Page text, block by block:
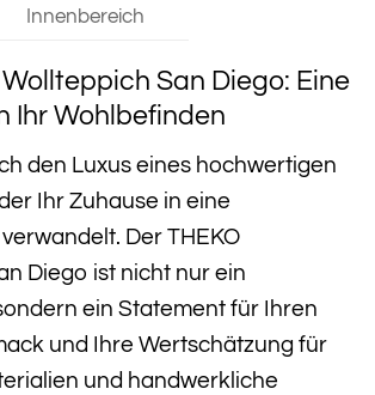
Innenbereich
Wollteppich San Diego: Eine
Ihr Wohlbefinden
den Luxus eines hochwertigen
Ihr Zuhause in eine
Der THEKO
Diego ist nicht nur ein
ein Statement für Ihren
und Ihre Wertschätzung für
und handwerkliche